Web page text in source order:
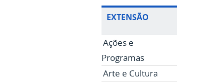
EXTENSÃO
Ações e
Programas
Arte e Cultura